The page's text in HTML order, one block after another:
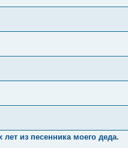
из песенника моего деда.